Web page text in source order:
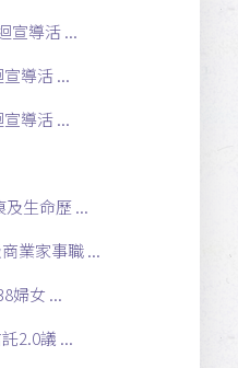
宣導活 ...
導活 ...
導活 ...
生命歷 ...
業家事職 ...
婦女 ...
2.0議 ...